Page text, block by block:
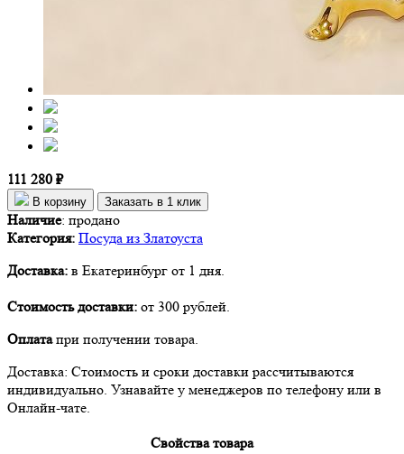
111 280 ₽
В корзину Заказать в 1 клик
Наличие: продано
Категория: Посуда из Златоуста
Доставка: в Екатеринбург от 1 дня.
Стоимость доставки: от 300 рублей.
Оплатапри получении товара.
Доставка: Стоимость и сроки доставки рассчитываются
индивидуально. Узнавайте у менеджеров по телефону или в
Онлайн-чате.
Свойства товара